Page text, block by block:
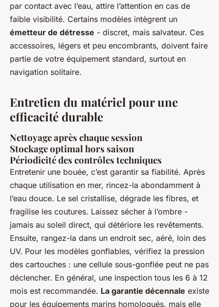
par contact avec l’eau, attire l’attention en cas de
faible visibilité. Certains modèles intègrent un
émetteur de détresse - discret, mais salvateur. Ces
accessoires, légers et peu encombrants, doivent faire
partie de votre équipement standard, surtout en
navigation solitaire.
Entretien du matériel pour une
efficacité durable
Nettoyage après chaque session
Stockage optimal hors saison
Périodicité des contrôles techniques
Entretenir une bouée, c’est garantir sa fiabilité. Après
chaque utilisation en mer, rincez-la abondamment à
l’eau douce. Le sel cristallise, dégrade les fibres, et
fragilise les coutures. Laissez sécher à l’ombre -
jamais au soleil direct, qui détériore les revêtements.
Ensuite, rangez-la dans un endroit sec, aéré, loin des
UV. Pour les modèles gonflables, vérifiez la pression
des cartouches : une cellule sous-gonflée peut ne pas
déclencher. En général, une inspection tous les 6 à 12
mois est recommandée. La garantie décennale existe
pour les équipements marins homologués, mais elle